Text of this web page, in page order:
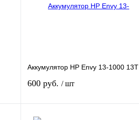
Аккумулятор HP Envy 13-1000 13T
600 руб. / шт